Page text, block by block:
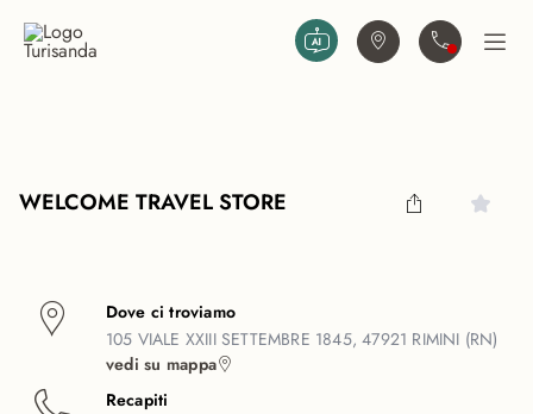
Trova agenziaContattaciApri
WELCOME TRAVEL STORE
Dove ci troviamo
105 VIALE XXIII SETTEMBRE 1845, 47921 RIMINI (RN)
vedi su mappa
Recapiti